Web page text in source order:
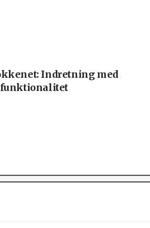
Indretning med
funktionalitet